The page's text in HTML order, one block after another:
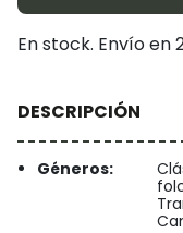
En stock. Envío en
DESCRIPCIÓN
Géneros: